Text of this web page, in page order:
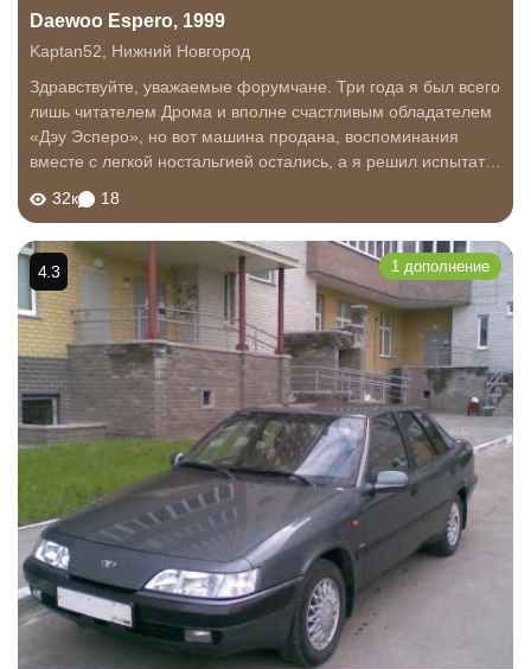
Daewoo Espero, 1999
Kaptan52
Нижний Новгород
Здравствуйте, уважаемые форумчане. Три года я был всего
лишь читателем Дрома и вполне счастливым обладателем
«Дэу Эсперо», но вот машина продана, воспоминания
вместе с легкой ностальгией остались, а я решил испытать
просить не буду, отзыв от...
32к 18
4.3 1 дополнение